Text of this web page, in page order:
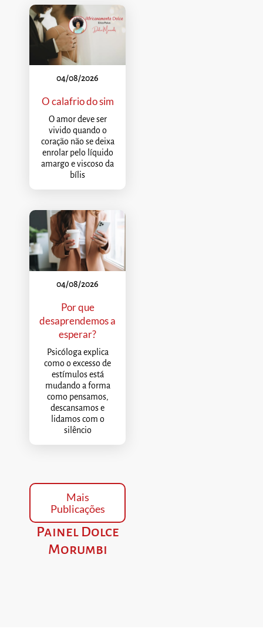
04/08/2026
O calafrio do sim
O amor deve ser
vivido quando o
coração não se deixa
enrolar pelo líquido
amargo e viscoso da
bílis
04/08/2026
Por que
desaprendemos a
esperar?
Psicóloga explica
como o excesso de
estímulos está
mudando a forma
como pensamos,
descansamos e
lidamos com o
silêncio
Mais
Publicações
Painel Dolce
Morumbi